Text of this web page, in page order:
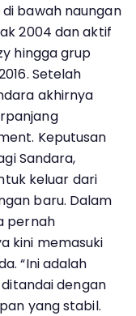
bawah naungan
2004 dan aktif
hingga grup
Setelah
akhirnya
Keputusan
Sandara,
keluar dari
baru. Dalam
pernah
kini memasuki
“Ini adalah
dengan
yang stabil.